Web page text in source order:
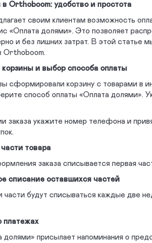
Orthoboom: удобство и простота
своим клиентам возможность
«Оплата долями». Это позволяет
и без лишних затрат. В этой статье
Orthoboom.
и выбор способа оплаты
сформировали корзину с товарами в
способ оплаты «Оплата долями».
заказа укажите номер телефона и
товара
заказа списывается первая
списание оставшихся частей
будут списываться каждые две
платежах
долями» присылает напоминания о